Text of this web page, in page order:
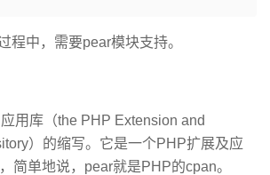
程中，需要pear模块支持。
用库（the PHP Extension and
）的缩写。它是一个PHP扩展及应
简单地说，pear就是PHP的cpan。